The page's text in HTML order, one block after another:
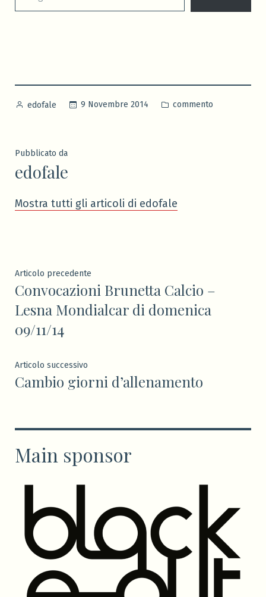
Pubblicato
edofale 9 Novembre 2014
Pubblicato
commento
Pubblicato da
edofale
Mostra tutti gli articoli di edofale
Navigazione
articoli
Articolo precedente
precedente:
Convocazioni Brunetta Calcio –
Lesna Mondialcar di domenica
09/11/14
Articolo successivo
successivo:
Cambio giorni d’allenamento
Main sponsor